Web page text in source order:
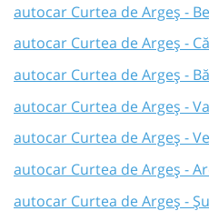
autocar Curtea de Argeș -
autocar Curtea de Argeș -
autocar Curtea de Argeș -
autocar Curtea de Argeș -
autocar Curtea de Argeș -
autocar Curtea de Argeș -
autocar Curtea de Argeș -